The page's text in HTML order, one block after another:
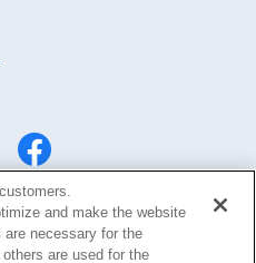
and make the website
necessary for the
are used for the